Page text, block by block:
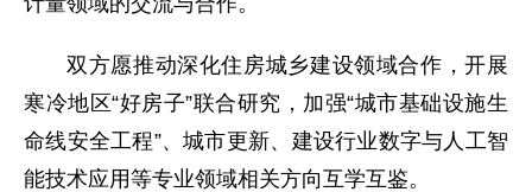
双方愿推动深化住房城乡建设领域合作，开展
寒冷地区“好房子”联合研究，加强“城市基础设施生
命线安全工程”、城市更新、建设行业数字与人工智
能技术应用等专业领域相关方向互学互鉴。